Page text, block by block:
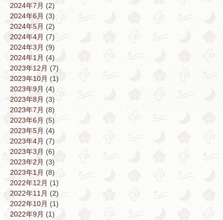
2024年7月 (2)
2024年6月 (3)
2024年5月 (2)
2024年4月 (7)
2024年3月 (9)
2024年1月 (4)
2023年12月 (7)
2023年10月 (1)
2023年9月 (4)
2023年8月 (3)
2023年7月 (8)
2023年6月 (5)
2023年5月 (4)
2023年4月 (7)
2023年3月 (6)
2023年2月 (3)
2023年1月 (8)
2022年12月 (1)
2022年11月 (2)
2022年10月 (1)
2022年9月 (1)